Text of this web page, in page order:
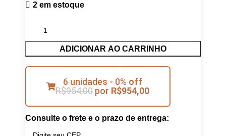
2 em estoque
ADICIONAR AO CARRINHO
6 unidades - 0% off
R$954,00 por R$954,00
Consulte o frete e o prazo de entrega: